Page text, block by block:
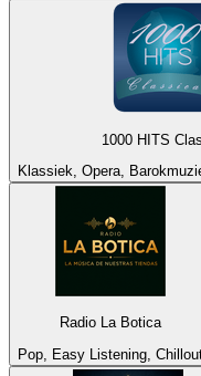
1000 HITS
Klassiek, Opera,
Radio La Botica
Pop, Easy Listening,